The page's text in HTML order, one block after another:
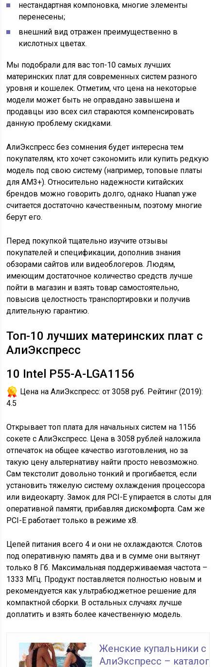
нестандартная компоновка, многие элементы
перенесены;
внешний вид отражен преимущественно в
кислотных цветах.
Мы подобрали для вас топ-10 самых лучших
материнских плат для современных систем разного
уровня и кошелек. Отметим, что цена на некоторые
модели может быть не оправдано завышена и
продавцы изо всех сил стараются компенсировать
данную проблему скидками.
АлиЭкспресс без сомнения будет интересна тем
покупателям, кто хочет сэкономить или купить редкую
модель под свою систему (например, топовые платы
для АМ3+). Относительно надежности китайских
брендов можно говорить долго, однако Huanan уже
считается достаточно качественным, поэтому многие
берут его.
Перед покупкой тщательно изучите отзывы
покупателей и спецификации, дополнив знания
обзорами сайтов или видеоблогеров. Людям,
имеющим достаточное количество средств лучше
пойти в магазин и взять товар самостоятельно,
повысив целостность транспортировки и получив
длительную гарантию.
Топ-10 лучших материнских плат с
АлиЭкспресс
10 Intel P55-A-LGA1156
Цена на АлиЭкспресс:от 3058 руб. Рейтинг (2019):
4.5
Открывает топ плата для начальных систем на 1156
сокете с АлиЭкспресс. Цена в 3058 рублей наложила
отпечаток на общее качество изготовления, но за
такую цену альтернативу найти просто невозможно.
Сам текстолит довольно тонкий и прогибается, если
установить тяжелую систему охлаждения процессора
или видеокарту. Замок для PCI-E упирается в слоты для
оперативной памяти, прибавляя дискомфорта. Сам же
PCI-E работает только в режиме х8.
Цепей питания всего 4 и они не охлаждаются. Слотов
под оперативную память два и в сумме они вытянут
только 8 Гб. Максимальная поддерживаемая частота –
1333 МГц. Продукт поставляется полностью новым и
рекомендуется как ультрабюджетное решение для
компактной сборки. В остальных случаях лучше
доплатить и взять более качественную модель.
Женские купальники с
АлиЭкспресс – каталог